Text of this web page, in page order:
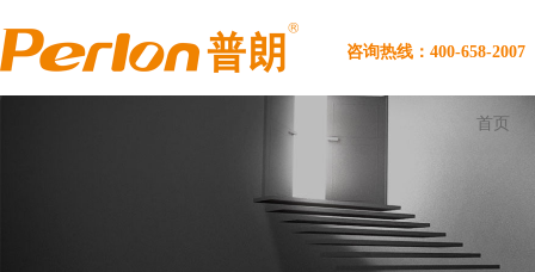
咨询热线：400-658-2007
首页